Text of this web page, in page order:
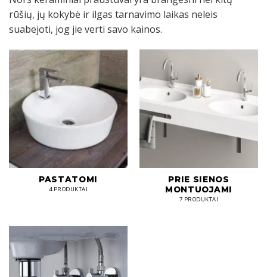
rūšių, jų kokybė ir ilgas tarnavimo laikas neleis
suabejoti, jog jie verti savo kainos.
PASTATOMI
4 PRODUKTAI
PRIE SIENOS
MONTUOJAMI
7 PRODUKTAI